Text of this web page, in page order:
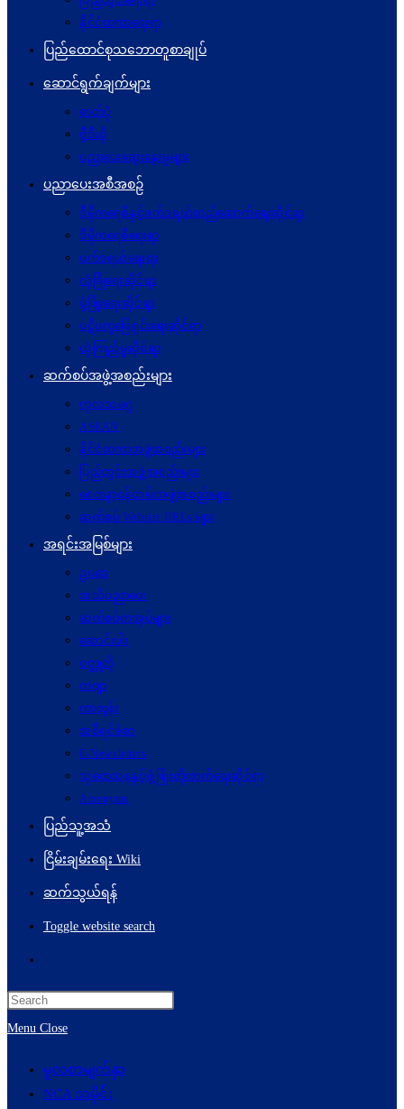
နိုင်ငံတကာရေးရာ
ပြည်ထောင်စုသဘောတူစာချုပ်
ဆောင်ရွက်ချက်များ
ဓာတ်ပုံ
ဗွီဒီယို
ပညာပေးဆွေးနွေးမှုများ
ပညာပေးအစီအစဉ်
ဒီမိုကရေစီနှင့်ဖက်ဒရယ်တည်ဆောက်ရေးဆိုင်ရာ
ဒီမိုကရေစီရေးရာ
ဖက်ဒရယ်ရေးရာ
လုံခြုံရေးဆိုင်ရာ
ဖွံဖြိုးရေးဆိုင်ရာ
ပဋိပက္ခ‌ဖြေရှင်းရေးဆိုင်ရာ
ယုံကြည်မှုဆိုင်ရာ
ဆက်စပ်အဖွဲ့အစည်းများ
ကုလသမဂ္ဂ
ASEAN
နိုင်ငံတကာအဖွဲ့အစည်းများ
ပြည်တွင်းအဖွဲ့အစည်းများ
စေတနာ့ဝန်ထမ်းအဖွဲ့အစည်းများ
ဆက်စပ် Website URLs များ
အရင်းအမြစ်များ
ဥပဒေ
အသိပညာပေး
ဆက်စပ်စာအုပ်များ
ဆောင်းပါး
ဝတ္ထုတို
ကဗျာ
ကာတွန်း
အစီရင်ခံစာ
E-Newsletters
သုတေသနနှင့်ဖွံ့ဖြိုးတိုးတက်ရေးဆိုင်ရာ
Acronyms
ပြည်သူ့အသံ
ငြိမ်းချမ်းရေး Wiki
ဆက်သွယ်ရန်
Toggle website search
Menu Close
မူလစာမျက်နှာ
NCA သမိုင်း